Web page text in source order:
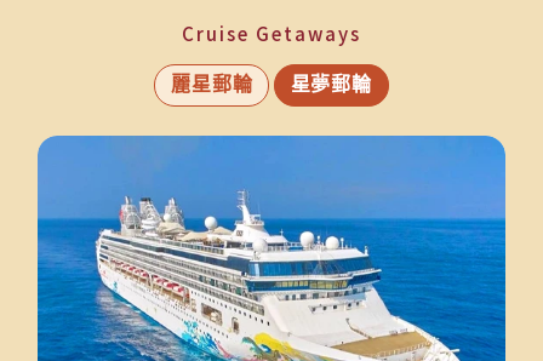
Cruise Getaways
麗星郵輪 星夢郵輪